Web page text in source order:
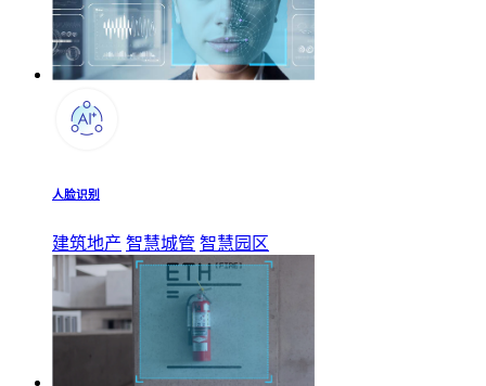
人脸识别
建筑地产 智慧城管 智慧园区